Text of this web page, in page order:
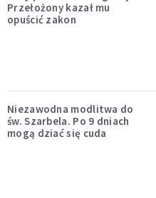
Przełożony kazał mu
opuścić zakon
Niezawodna modlitwa do
św. Szarbela. Po 9 dniach
mogą dziać się cuda